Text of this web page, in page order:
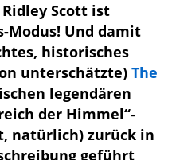
Scott ist
Modus! Und damit
historisches
unterschätzte) The
legendären
der Himmel“-
natürlich) zurück in
geführt